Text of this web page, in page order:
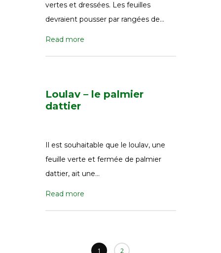
vertes et dressées. Les feuilles
devraient pousser par rangées de…
Read more
Loulav – le palmier
dattier
Il est souhaitable que le loulav, une
feuille verte et fermée de palmier
dattier, ait une…
Read more
1 2